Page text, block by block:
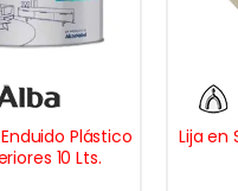
Plástico
10 Lts.
Lija en